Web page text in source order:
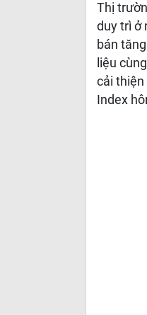
Thị
duy trì ở
bán
liệu
cải thiện
Index